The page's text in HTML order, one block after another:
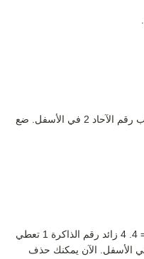
4 = 12. اكتب رقم الآحاد 2 في الأسفل. ضع
1 = 4. 4 زائد رقم الذاكرة 1 تعطي
العشرات 5. ضع رقم العشرات 5 في الأسفل. الآن يمكنك حذف